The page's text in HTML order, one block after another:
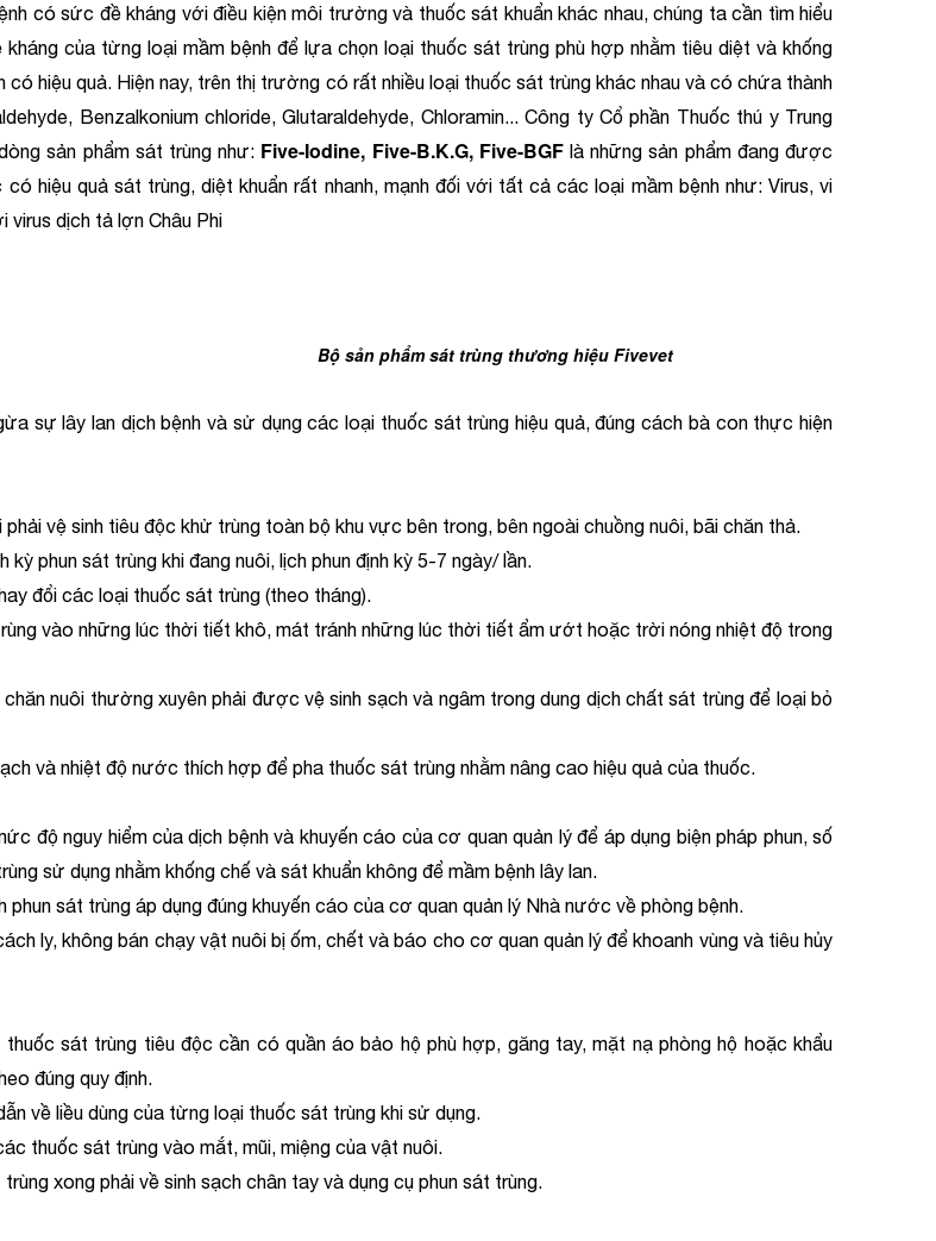
sức đề kháng với điều kiện môi trường và thuốc sát khuẩn khác nhau, chúng ta cần tìm hiểu
của từng loại mầm bệnh để lựa chọn loại thuốc sát trùng phù hợp nhằm tiêu diệt và khống
có hiệu quả. Hiện nay, trên thị trường có rất nhiều loại thuốc sát trùng khác nhau và có chứa thành
Benzalkonium chloride, Glutaraldehyde, Chloramin... Công ty Cổ phần Thuốc thú y Trung
sản phẩm sát trùng như: Five-Iodine, Five-B.K.G, Five-BGFlà những sản phẩm đang được
hiệu quả sát trùng, diệt khuẩn rất nhanh, mạnh đối với tất cả các loại mầm bệnh như: Virus, vi
virus dịch tả lợn Châu Phi
Bộ sản phẩm sát trùng thương hiệu Fivevet
sự lây lan dịch bệnh và sử dụng các loại thuốc sát trùng hiệu quả, đúng cách bà con thực hiện
vệ sinh tiêu độc khử trùng toàn bộ khu vực bên trong, bên ngoài chuồng nuôi, bãi chăn thả.
phun sát trùng khi đang nuôi, lịch phun định kỳ 5-7 ngày/ lần.
các loại thuốc sát trùng (theo tháng).
vào những lúc thời tiết khô, mát tránh những lúc thời tiết ẩm ướt hoặc trời nóng nhiệt độ trong
nuôi thường xuyên phải được vệ sinh sạch và ngâm trong dung dịch chất sát trùng để loại bỏ
nhiệt độ nước thích hợp để pha thuốc sát trùng nhằm nâng cao hiệu quả của thuốc.
nguy hiểm của dịch bệnh và khuyến cáo của cơ quan quản lý để áp dụng biện pháp phun, số
sử dụng nhằm khống chế và sát khuẩn không để mầm bệnh lây lan.
sát trùng áp dụng đúng khuyến cáo của cơ quan quản lý Nhà nước về phòng bệnh.
không bán chạy vật nuôi bị ốm, chết và báo cho cơ quan quản lý để khoanh vùng và tiêu hủy
sát trùng tiêu độc cần có quần áo bảo hộ phù hợp, găng tay, mặt nạ phòng hộ hoặc khẩu
đúng quy định.
về liều dùng của từng loại thuốc sát trùng khi sử dụng.
thuốc sát trùng vào mắt, mũi, miệng của vật nuôi.
xong phải về sinh sạch chân tay và dụng cụ phun sát trùng.